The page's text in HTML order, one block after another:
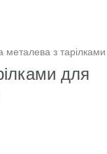
металева з
для